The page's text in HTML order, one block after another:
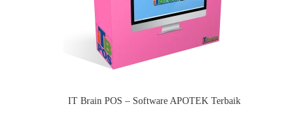
IT Brain POS – Software APOTEK Terbaik